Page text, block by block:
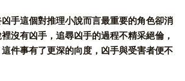
手這個對推理小說而言最重要的角色卻消
沒有凶手，追尋凶手的過程不精采絕倫，
件事有了更深的向度，凶手與受害者便不